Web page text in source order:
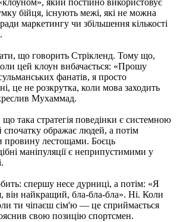
який постійно використовує
бійця, існують межі, які не можна
маркетингу чи збільшення кількості
що говорить Стрікленд. Тому що,
цей клоун вибачається: «Прошу
фанатів, я просто
це не розкрутка, коли мова заходить
Мухаммад.
така стратегія поведінки є системною
спочатку ображає людей, а потім
провину лестощами. Боєць
маніпуляції є неприпустимими у
спершу несе дурниці, а потім: «Я
найкращий, бла-бла-бла». Ні. Коли
ти чіпаєш сім'ю — це сприймається
свою позицію спортсмен.